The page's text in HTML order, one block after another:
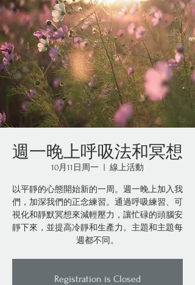
週一晚上呼吸法和冥想
10月11日周一 線上活動
以平靜的心態開始新的一周。週一晚上加入我
們，加深我們的正念練習。通過呼吸練習、可
視化和靜默冥想來減輕壓力，讓忙碌的頭腦安
靜下來，並提高冷靜和生產力。主題和主題每
週都不同。
Registration is Closed